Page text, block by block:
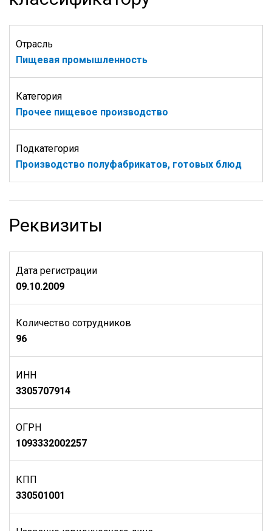
Отрасль
Пищевая промышленность
Категория
Прочее пищевое производство
Подкатегория
Производство полуфабрикатов, готовых блюд
Реквизиты
Дата регистрации
09.10.2009
Количество сотрудников
96
ИНН
3305707914
ОГРН
1093332002257
КПП
330501001